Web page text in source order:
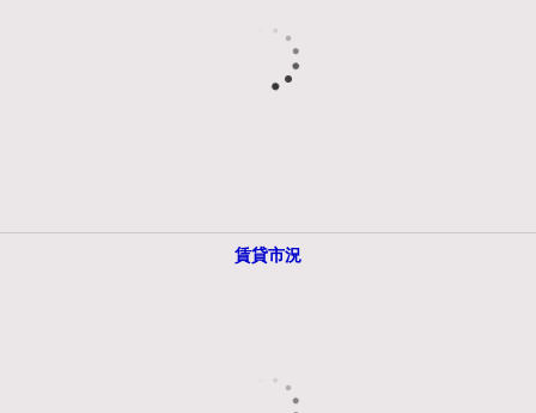
賃貸市況